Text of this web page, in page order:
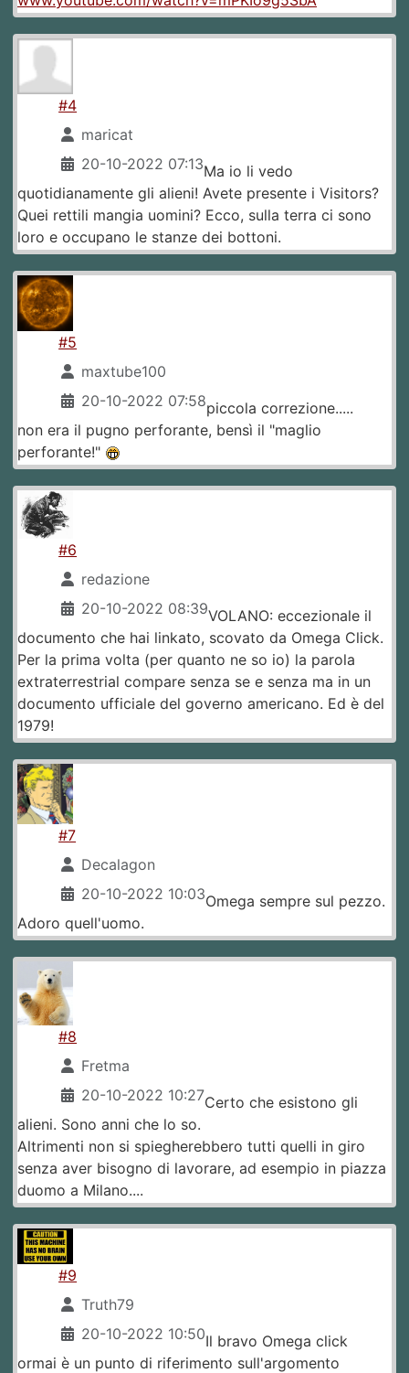
#4
maricat
20-10-2022 07:13Ma io li vedo
quotidianamente gli alieni! Avete presente i Visitors?
Quei rettili mangia uomini? Ecco, sulla terra ci sono
loro e occupano le stanze dei bottoni.
#5
maxtube100
20-10-2022 07:58piccola correzione.....
non era il pugno perforante, bensì il "maglio
perforante!"
#6
redazione
20-10-2022 08:39VOLANO: eccezionale il
documento che hai linkato, scovato da Omega Click.
Per la prima volta (per quanto ne so io) la parola
extraterrestrial compare senza se e senza ma in un
documento ufficiale del governo americano. Ed è del
1979!
#7
Decalagon
20-10-2022 10:03Omega sempre sul pezzo.
Adoro quell'uomo.
#8
Fretma
20-10-2022 10:27Certo che esistono gli
alieni. Sono anni che lo so.
Altrimenti non si spiegherebbero tutti quelli in giro
senza aver bisogno di lavorare, ad esempio in piazza
duomo a Milano....
#9
Truth79
20-10-2022 10:50Il bravo Omega click
ormai è un punto di riferimento sull'argomento